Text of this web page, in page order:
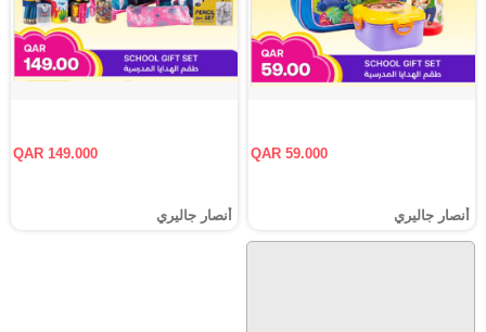
QAR 59.000
أنصار جاليري
QAR 149.000
أنصار جاليري